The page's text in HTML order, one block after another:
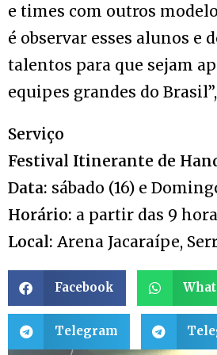
e times com outros
é observar esses alunos e
talentos para que sejam
equipes grandes do
Serviço
Festival Itinerante de
Data: sábado (16) e
Horário: a partir das 9
Local: Arena Jacaraípe,
Facebook
Telegram